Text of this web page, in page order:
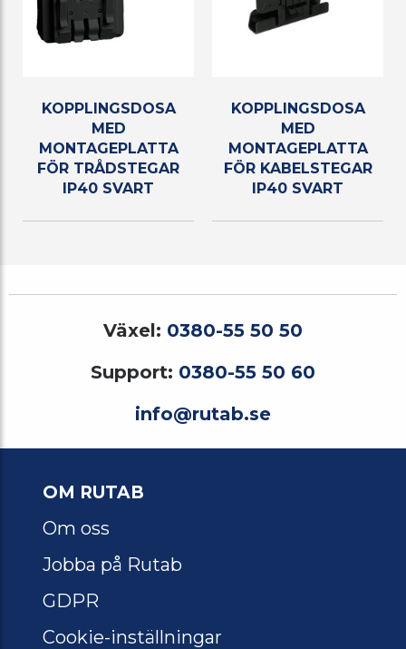
KOPPLINGSDOSA
MED
MONTAGEPLATTA
FÖR TRÅDSTEGAR
IP40 SVART
KOPPLINGSDOSA
MED
MONTAGEPLATTA
FÖR KABELSTEGAR
IP40 SVART
Växel: 0380-55 50 50
Support: 0380-55 50 60
info@rutab.se
OM RUTAB
Om oss
Jobba på Rutab
GDPR
Cookie-inställningar